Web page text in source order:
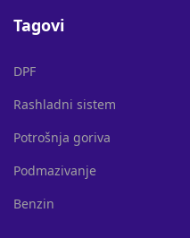
Tagovi
DPF
Rashladni sistem
Potrošnja goriva
Podmazivanje
Benzin